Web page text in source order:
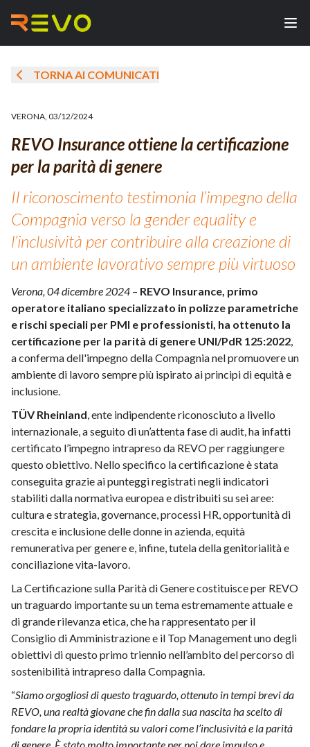
TORNA AI COMUNICATI
VERONA, 03/12/2024
REVO Insurance ottiene la certificazione
per la parità di genere
Il riconoscimento testimonia l’impegno della
Compagnia verso la gender equality e
l’inclusività per contribuire alla creazione di
un ambiente lavorativo sempre più virtuoso
Verona, 04 dicembre 2024 – REVO Insurance, primo
operatore italiano specializzato in polizze parametriche
e rischi speciali per PMI e professionisti, ha ottenuto la
certificazione per la parità di genere UNI/PdR 125:2022,
a conferma dell'impegno della Compagnia nel promuovere un
ambiente di lavoro sempre più ispirato ai principi di equità e
inclusione.
TÜV Rheinland, ente indipendente riconosciuto a livello
internazionale, a seguito di un’attenta fase di audit, ha infatti
certificato l’impegno intrapreso da REVO per raggiungere
questo obiettivo. Nello specifico la certificazione è stata
conseguita grazie ai punteggi registrati negli indicatori
stabiliti dalla normativa europea e distribuiti su sei aree:
cultura e strategia, governance, processi HR, opportunità di
crescita e inclusione delle donne in azienda, equità
remunerativa per genere e, infine, tutela della genitorialità e
conciliazione vita-lavoro.
La Certificazione sulla Parità di Genere costituisce per REVO
un traguardo importante su un tema estremamente attuale e
di grande rilevanza etica, che ha rappresentato per il
Consiglio di Amministrazione e il Top Management uno degli
obiettivi di questo primo triennio nell’ambito del percorso di
sostenibilità intrapreso dalla Compagnia.
“Siamo orgogliosi di questo traguardo, ottenuto in tempi brevi da
REVO, una realtà giovane che fin dalla sua nascita ha scelto di
fondare la propria identità su valori come l’inclusività e la parità